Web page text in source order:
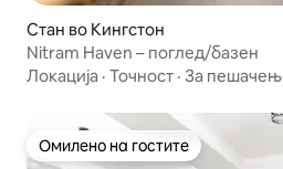
Стан во Кингстон
Nitram Haven – поглед/базен
Локација · Точност · За
Омилено на гостите
Омилено на гостите